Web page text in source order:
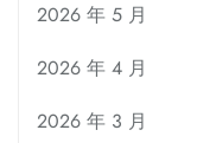
2026 年 5 月
2026 年 4 月
2026 年 3 月